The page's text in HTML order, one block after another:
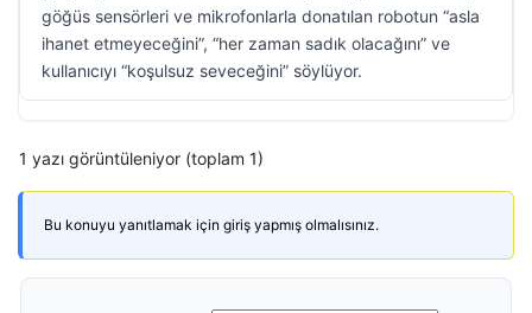
göğüs sensörleri ve mikrofonlarla donatılan robotun “asla
ihanet etmeyeceğini”, “her zaman sadık olacağını” ve
kullanıcıyı “koşulsuz seveceğini” söylüyor.
1 yazı görüntüleniyor (toplam 1)
Bu konuyu yanıtlamak için giriş yapmış olmalısınız.